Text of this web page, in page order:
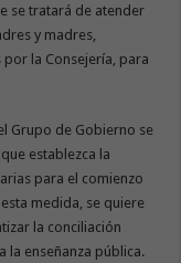
se tratará de atender
y madres,
la Consejería, para
Grupo de Gobierno se
establezca la
para el comienzo
medida, se quiere
la conciliación
la enseñanza pública.